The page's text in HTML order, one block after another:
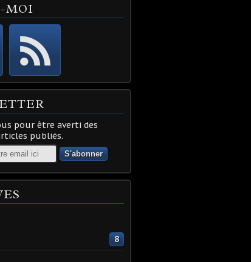
MOI
pour être averti des
publiés.
8